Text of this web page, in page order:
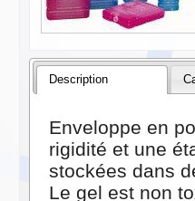
Description
Enveloppe en
rigidité et une
stockées dans
Le gel est non